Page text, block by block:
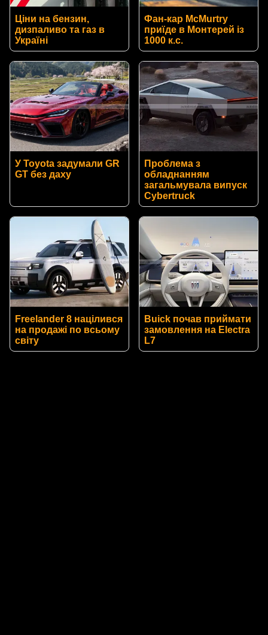
Ціни на бензин,
дизпаливо та газ в
Україні
Фан-кар McMurtry
приїде в Монтерей із
1000 к.с.
У Toyota задумали GR
GT без даху
Проблема з
обладнанням
загальмувала випуск
Cybertruck
Freelander 8 націлився
на продажі по всьому
світу
Buick почав приймати
замовлення на Electra
L7